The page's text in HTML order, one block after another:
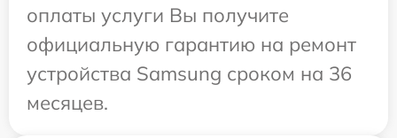
оплаты услуги Вы получите
официальную гарантию на ремонт
устройства Samsung сроком на 36
месяцев.